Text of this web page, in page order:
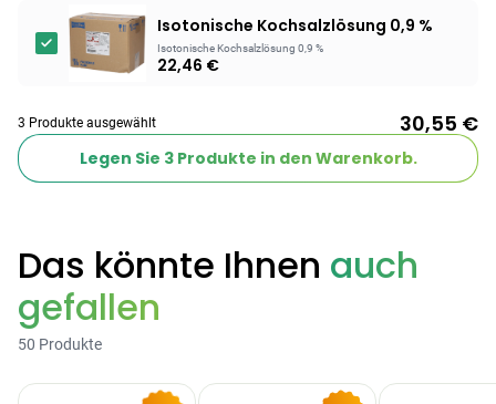
Categories
Isotonische Kochsalzlösung 0,9 %
Isotonische Kochsalzlösung 0,9 %
22,46 €
3 Produkte ausgewählt 30,55 €
Legen Sie 3Produkte in den Warenkorb.
Das könnte Ihnen auch
gefallen
50 Produkte